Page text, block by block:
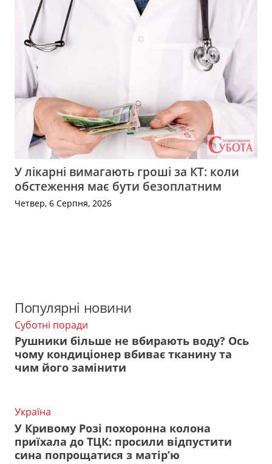
У лікарні вимагають гроші за КТ: коли
обстеження має бути безоплатним
Четвер, 6 Серпня, 2026
Популярні новини
Суботні поради
Рушники більше не вбирають воду? Ось
чому кондиціонер вбиває тканину та
чим його замінити
Україна
У Кривому Розі похоронна колона
приїхала до ТЦК: просили відпустити
сина попрощатися з матір’ю